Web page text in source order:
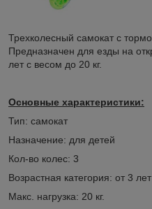
Трехколесный самокат с
Предназначен для езды на
лет с весом до 20 кг.
Основные характеристики:
Тип: самокат
Назначение: для детей
Кол-во колес: 3
Возрастная категория: от 3 лет
Макс. нагрузка: 20 кг.